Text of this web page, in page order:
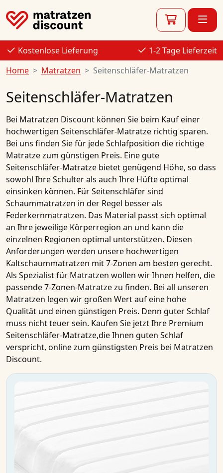
Kostenlose Lieferung
1-2 Tage Lieferzeit
Home
Matratzen Seitenschläfer-Matratzen
Seitenschläfer-Matratzen
Bei Matratzen Discount können Sie beim Kauf einer
hochwertigen Seitenschläfer-Matratze richtig sparen.
Bei uns finden Sie für jede Schlafposition die richtige
Matratzezum günstigen Preis. Eine gute
Seitenschläfer-Matratze bietet genügend Höhe, so dass
sowohl Ihre Schulter als auch Ihre Hüfte optimal
einsinken können. FürSeitenschläfersind
Schaummatratzen in der Regel besser als
Federkernmatratzen. Das Material passt sich optimal
an Ihre jeweilige Körperregion an und kann die
einzelnen Regionen optimal unterstützen. Diesen
Anforderungen werden unsere hochwertigen
Kaltschaummatratzen mit7-Zonen am besten gerecht.
Als Spezialist für Matratzen wollen wir Ihnen helfen, die
passende7-Zonen-Matratzezu finden. Bei all unseren
Matratzen legen wir großen Wert auf eine hohe
Qualität und einen günstigen Preis. Denn guter Schlaf
muss nicht teuer sein. Kaufen Sie jetzt Ihre Premium
Seitenschläfer-Matratze,die Ihnen guten Schlaf
verspricht, onlinezum günstigsten Preis bei Matratzen
Discount.